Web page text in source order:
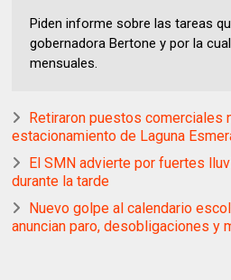
Piden informe sobre las tareas
gobernadora Bertone y por la
mensuales.
Retiraron puestos comerciales
estacionamiento de Laguna
El SMN advierte por fuertes
durante la tarde
Nuevo golpe al calendario
anuncian paro, desobligaciones y